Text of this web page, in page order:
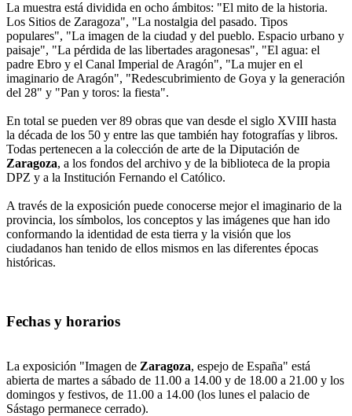
La muestra está dividida en ocho ámbitos: "El mito de la historia.
Los Sitios de Zaragoza", "La nostalgia del pasado. Tipos
populares", "La imagen de la ciudad y del pueblo. Espacio urbano y
paisaje", "La pérdida de las libertades aragonesas", "El agua: el
padre Ebro y el Canal Imperial de Aragón", "La mujer en el
imaginario de Aragón", "Redescubrimiento de Goya y la generación
del 28" y "Pan y toros: la fiesta".
En total se pueden ver 89 obras que van desde el siglo XVIII hasta
la década de los 50 y entre las que también hay fotografías y libros.
Todas pertenecen a la colección de arte de la Diputación de
Zaragoza, a los fondos del archivo y de la biblioteca de la propia
DPZ y a la Institución Fernando el Católico.
A través de la exposición puede conocerse mejor el imaginario de la
provincia, los símbolos, los conceptos y las imágenes que han ido
conformando la identidad de esta tierra y la visión que los
ciudadanos han tenido de ellos mismos en las diferentes épocas
históricas.
Fechas y horarios
La exposición "Imagen de Zaragoza, espejo de España" está
abierta de martes a sábado de 11.00 a 14.00 y de 18.00 a 21.00 y los
domingos y festivos, de 11.00 a 14.00 (los lunes el palacio de
Sástago permanece cerrado).